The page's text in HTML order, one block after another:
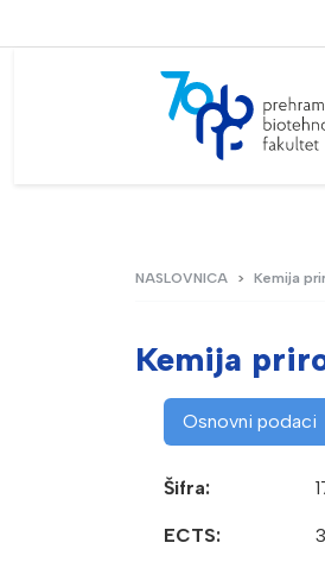
NASLOVNICA Kemija
Kemija
Osnovni podaci
Šifra:
ECTS: